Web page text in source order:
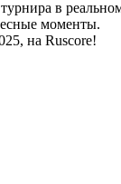
в
моменты.
на Ruscore!